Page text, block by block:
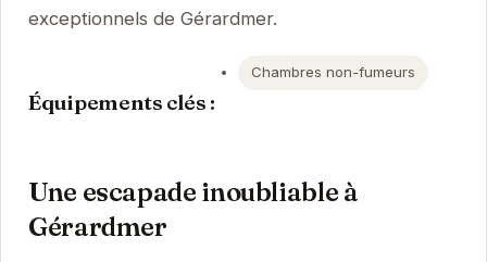
exceptionnels de Gérardmer.
Équipements clés :
Chambres non-fumeurs
Une escapade inoubliable à
Gérardmer